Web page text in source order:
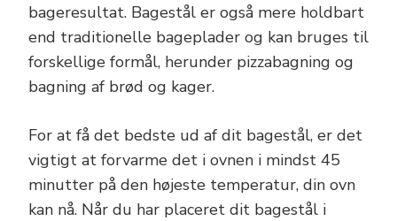
bageresultat. Bagestål er også mere holdbart
end traditionelle bageplader og kan bruges til
forskellige formål, herunder pizzabagning og
bagning af brød og kager.
For at få det bedste ud af dit bagestål, er det
vigtigt at forvarme det i ovnen i mindst 45
minutter på den højeste temperatur, din ovn
kan nå. Når du har placeret dit bagestål i